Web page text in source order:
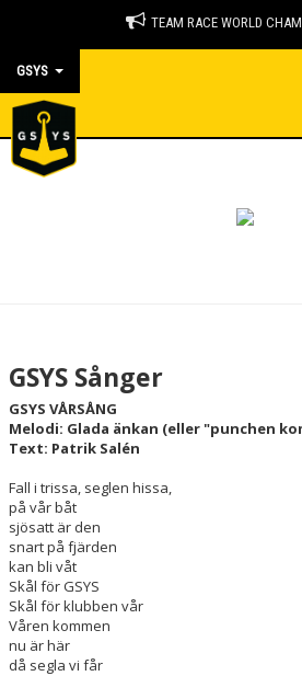
TEAM RACE WORLD
GSYS
GSYS KLUBBINFO
STYRELSE
HEDERSMEDLEMMAR
KLUBBSTANDERTAR
GSYS SÅNGER
NYHETER
KONTAKT
GSYS Sånger
GSYS VÅRSÅNG
Melodi: Glada änkan (eller "punchen
Text: Patrik Salén
Fall i trissa, seglen hissa,
på vår båt
sjösatt är den
snart på fjärden
kan bli våt
Skål för GSYS
Skål för klubben vår
Våren kommen
nu är här
då segla vi får